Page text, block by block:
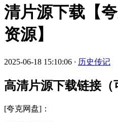
清片源下载【
资源】
2025-06-18 15:10:06 · 历史传记
高清片源下载链接（
[夸克网盘]：